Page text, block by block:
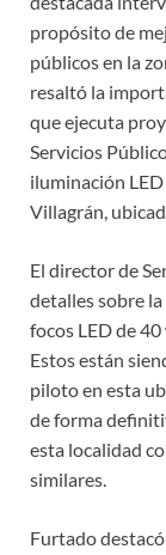
propósito de
públicos en la
resaltó la
que ejecuta
Servicios
iluminación
Villagrán,
El director de
detalles sobre
focos LED de
Estos están
piloto en esta
de forma
esta localidad
similares.
Furtado